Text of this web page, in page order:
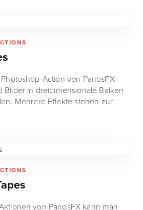
Action von PanosFX
Bilder in dreidimensionale Balken
Mehrere Effekte stehen zur
von PanosFX kann man